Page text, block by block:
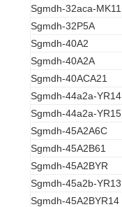
Sgmdh-32aca-MK11
Sgmdh-32P5A
Sgmdh-40A2
Sgmdh-40A2A
Sgmdh-40ACA21
Sgmdh-44a2a-YR14
Sgmdh-44a2a-YR15
Sgmdh-45A2A6C
Sgmdh-45A2B61
Sgmdh-45A2BYR
Sgmdh-45a2b-YR13
Sgmdh-45A2BYR14